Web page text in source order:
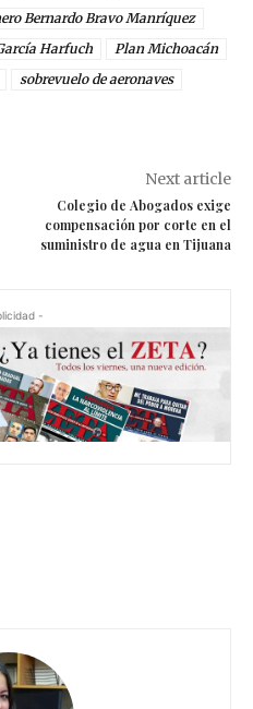
Bernardo Bravo Manríquez
Harfuch
Plan Michoacán
sobrevuelo de aeronaves
Next article
Colegio de Abogados exige
compensación por corte en el
suministro de agua en Tijuana
-